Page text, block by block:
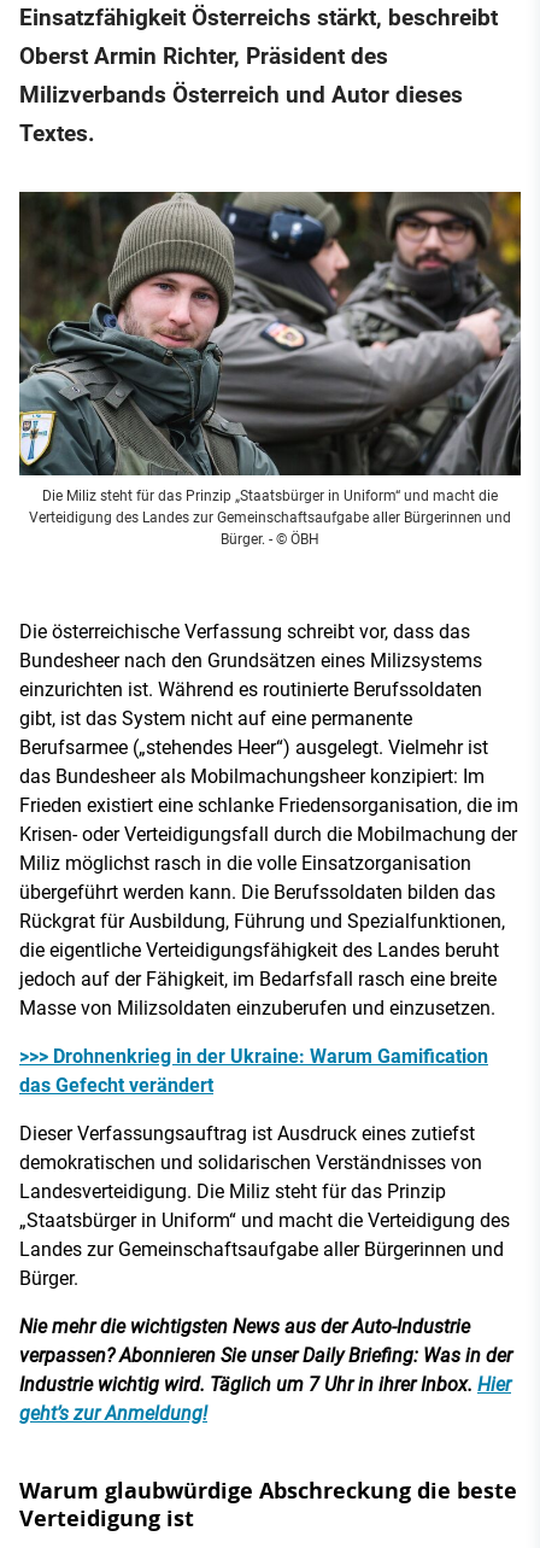
Einsatzfähigkeit Österreichs stärkt, beschreibt
Oberst Armin Richter, Präsident des
Milizverbands Österreich und Autor dieses
Textes.
Die Miliz steht für das Prinzip „Staatsbürger in Uniform“ und macht die
Verteidigung des Landes zur Gemeinschaftsaufgabe aller Bürgerinnen und
Bürger. - © ÖBH
Die österreichische Verfassung schreibt vor, dass das
Bundesheer nach den Grundsätzen eines Milizsystems
einzurichten ist. Während es routinierte Berufssoldaten
gibt, ist das System nicht auf eine permanente
Berufsarmee („stehendes Heer“) ausgelegt. Vielmehr ist
das Bundesheer als Mobilmachungsheer konzipiert: Im
Frieden existiert eine schlanke Friedensorganisation, die im
Krisen- oder Verteidigungsfall durch die Mobilmachung der
Miliz möglichst rasch in die volle Einsatzorganisation
übergeführt werden kann. Die Berufssoldaten bilden das
Rückgrat für Ausbildung, Führung und Spezialfunktionen,
die eigentliche Verteidigungsfähigkeit des Landes beruht
jedoch auf der Fähigkeit, im Bedarfsfall rasch eine breite
Masse von Milizsoldaten einzuberufen und einzusetzen.
>>> Drohnenkrieg in der Ukraine: Warum Gamification
das Gefecht verändert
Dieser Verfassungsauftrag ist Ausdruck eines zutiefst
demokratischen und solidarischen Verständnisses von
Landesverteidigung. Die Miliz steht für das Prinzip
„Staatsbürger in Uniform“ und macht die Verteidigung des
Landes zur Gemeinschaftsaufgabe aller Bürgerinnen und
Bürger.
Nie mehr die wichtigsten News aus der Auto-Industrie
verpassen? Abonnieren Sie unser Daily Briefing: Was in der
Industrie wichtig wird. Täglich um 7 Uhr in ihrer Inbox. Hier
geht’s zur Anmeldung!
Warum glaubwürdige Abschreckung die beste
Verteidigung ist